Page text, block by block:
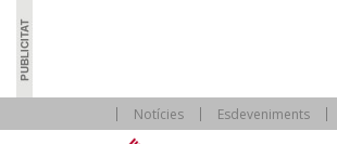
Notícies Esdeveniments